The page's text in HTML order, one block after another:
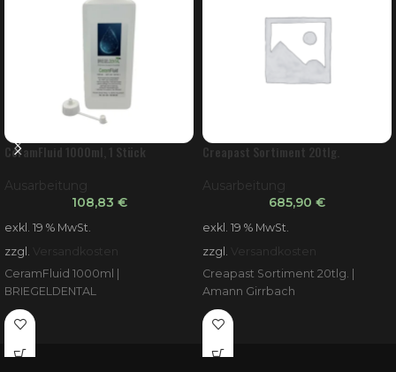
CeramFluid 1000ml, 1 Stück
Ausarbeitung
108,83 €
exkl. 19 % MwSt.
zzgl.
Versandkosten
CeramFluid 1000ml |
BRIEGELDENTAL
Creapast Sortiment 20tlg.
Ausarbeitung
685,90 €
exkl. 19 % MwSt.
zzgl.
Versandkosten
Creapast Sortiment 20tlg. |
Amann Girrbach